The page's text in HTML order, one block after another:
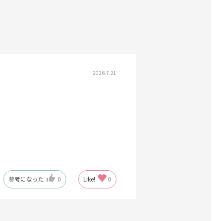
2026.7.21
参考になった 0 Like! 0